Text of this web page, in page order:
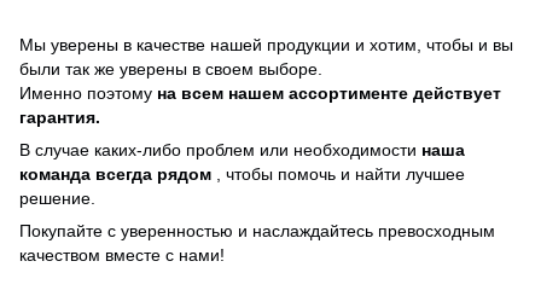
Мы уверены в качестве нашей продукции и хотим, чтобы и вы
были так же уверены в своем выборе.
Именно поэтому на всем нашем ассортименте действует
гарантия.
В случае каких-либо проблем или необходимости наша
команда всегда рядом , чтобы помочь и найти лучшее
решение.
Покупайте с уверенностью и наслаждайтесь превосходным
качеством вместе с нами!